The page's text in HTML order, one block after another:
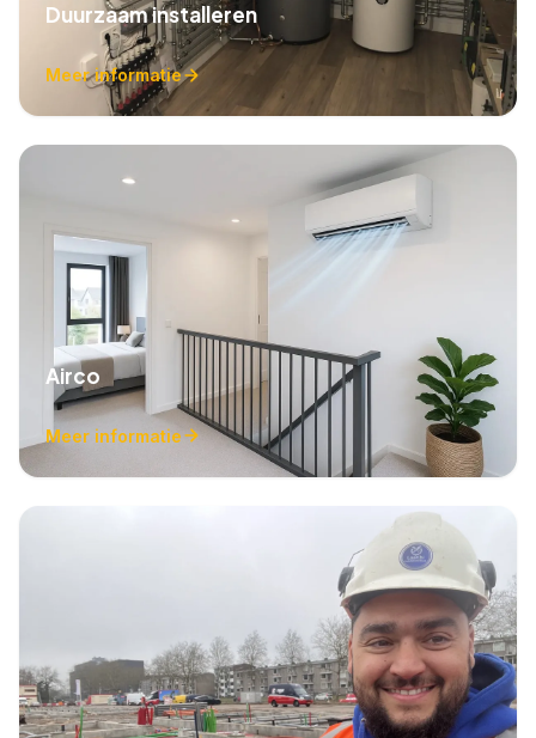
Duurzaam installeren
Meer informatie
Airco
Meer informatie